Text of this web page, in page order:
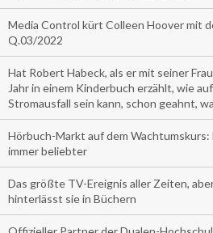
Media Control kürt Colleen Hoover mit
Q.03/2022
Hat Robert Habeck, als er mit seiner
Jahr in einem Kinderbuch erzählt, wie
Stromausfall sein kann, schon geahnt,
Hörbuch-Markt auf dem
immer beliebter
Das größte TV-Ereignis aller Zeiten,
hinterlässt sie in Büchern